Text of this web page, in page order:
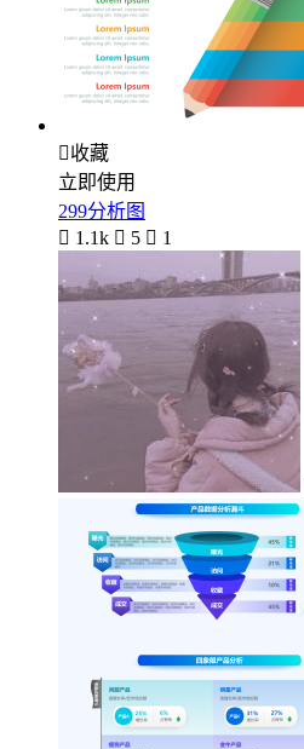
收藏
立即使用
299分析图
 1.1k  5  1